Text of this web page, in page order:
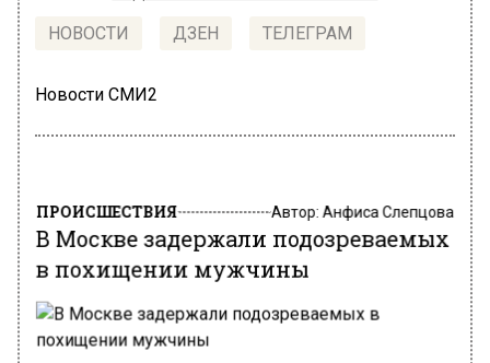
НОВОСТИ ДЗЕН ТЕЛЕГРАМ
Новости СМИ2
ПРОИСШЕСТВИЯ Автор: Анфиса Слепцова
В Москве задержали подозреваемых
в похищении мужчины